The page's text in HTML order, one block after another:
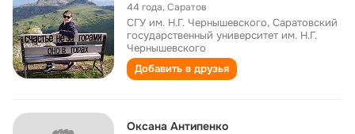
44 года,Саратов
СГУ им. Н.Г. Чернышевского, Саратовский
государственный университет им. Н.Г.
Чернышевского
Добавить в друзья
Оксана Антипенко